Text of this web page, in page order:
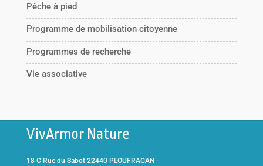
Pêche à pied
Programme de mobilisation citoyenne
Programmes de recherche
Vie associative
VivArmor Nature
18 C Rue du Sabot 22440 PLOUFRAGAN -